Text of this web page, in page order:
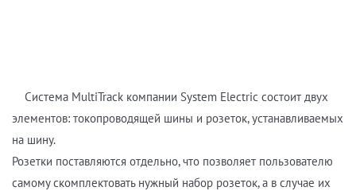
Система MultiTrack компании System Electric состоит двух
элементов: токопроводящей шины и розеток, устанавливаемых
на шину.
Розетки поставляются отдельно, что позволяет пользователю
самому скомплектовать нужный набор розеток, а в случае их